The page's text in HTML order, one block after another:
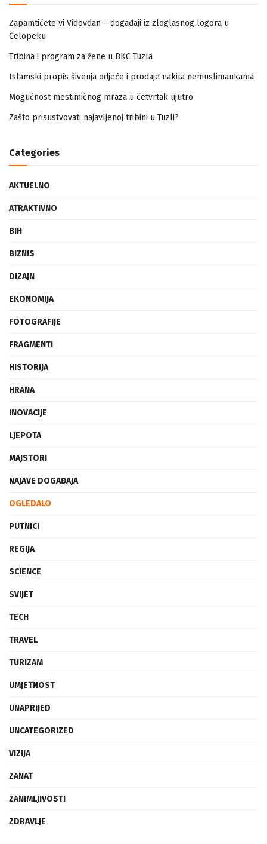
Zapamtićete vi Vidovdan – događaji iz zloglasnog logora u
Čelopeku
Tribina i program za žene u BKC Tuzla
Islamski propis šivenja odjeće i prodaje nakita nemuslimankama
Mogućnost mestimičnog mraza u četvrtak ujutro
Zašto prisustvovati najavljenoj tribini u Tuzli?
Categories
AKTUELNO
ATRAKTIVNO
BIH
BIZNIS
DIZAJN
EKONOMIJA
FOTOGRAFIJE
FRAGMENTI
HISTORIJA
HRANA
INOVACIJE
LJEPOTA
MAJSTORI
NAJAVE DOGAĐAJA
OGLEDALO
PUTNICI
REGIJA
SCIENCE
SVIJET
TECH
TRAVEL
TURIZAM
UMJETNOST
UNAPRIJED
UNCATEGORIZED
VIZIJA
ZANAT
ZANIMLJIVOSTI
ZDRAVLJE